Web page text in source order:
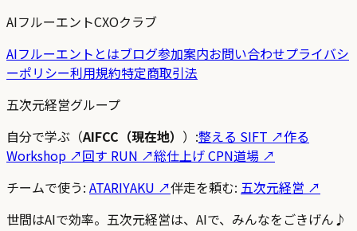
AIフルーエントCXOクラブ
AIフルーエントとはブログ参加案内お問い合わせプライバシ
ーポリシー利用規約特定商取引法
五次元経営グループ
自分で学ぶ（AIFCC（現在地） ）:整える SIFT ↗作る
Workshop ↗回す RUN ↗総仕上げ CPN道場 ↗
チームで使う: ATARIYAKU ↗伴走を頼む: 五次元経営 ↗
世間はAIで効率。五次元経営は、AIで、みんなをごきげん♪